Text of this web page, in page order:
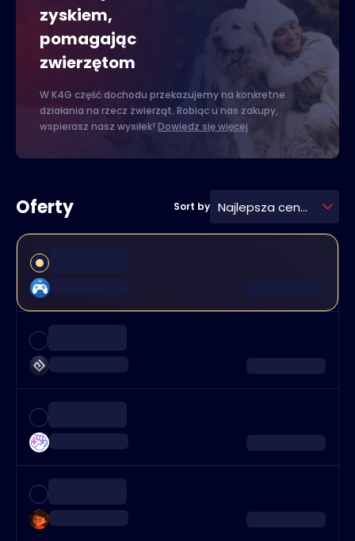
zyskiem,
pomagając
zwierzętom
W K4G część dochodu przekazujemy na konkretne
działania na rzecz zwierząt. Robiąc u nas zakupy,
wspierasz nasz wysiłek! Dowiedz się więcej
Oferty Sort by Najlepsza cena